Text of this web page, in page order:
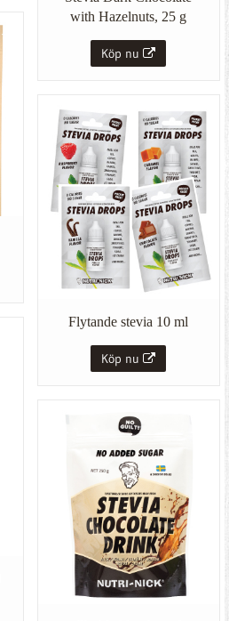
with Hazelnuts, 25 g
Köp nu
Flytande stevia 10 ml
Köp nu